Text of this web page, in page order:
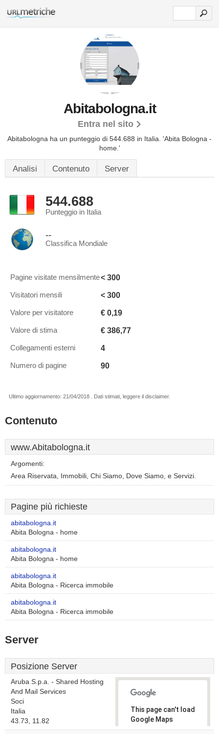
Abitabologna.it
Entra nel sito
Abitabologna ha un punteggio di 544.688 in Italia. 'Abita Bologna -
home.'
Analisi Contenuto Server
544.688
Punteggio in Italia
--
Classifica Mondiale
Pagine visitate mensilmente< 300
Visitatori mensili < 300
Valore per visitatore € 0,19
Valore di stima € 386,77
Collegamenti esterni 4
Numero di pagine 90
Ultimo aggiornamento: 21/04/2018 . Dati stimati, leggere il disclaimer.
Contenuto
www.Abitabologna.it
Argomenti:
Area Riservata, Immobili, Chi Siamo, Dove Siamo, e Servizi.
Pagine più richieste
abitabologna.it
Abita Bologna - home
abitabologna.it
Abita Bologna - home
abitabologna.it
Abita Bologna - Ricerca immobile
abitabologna.it
Abita Bologna - Ricerca immobile
Server
Posizione Server
Aruba S.p.a. - Shared Hosting
And Mail Services
Soci
Italia
43.73, 11.82
This page can't load
Google Maps
correctly.